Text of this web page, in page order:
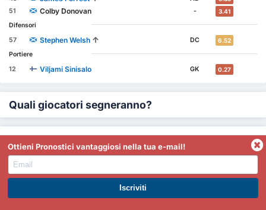
51 Colby Donovan - 3.41
Difensori
57
Stephen Welsh ↑ DC 6.52
Portiere
12
Viljami Sinisalo GK 0.27
Quali giocatori segneranno?
Migliori marcatori-Celtic
ISCRIVITI A PREMIUM. GUADAGNA SUBITO.
Ottieni Pronostici vantaggiosi nella tua e-mail!